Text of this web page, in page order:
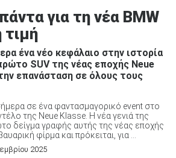
για τη νέα BMW
ένα νέο κεφάλαιο στην ιστορία
SUV της νέας εποχής Neue
επανάσταση σε όλους τους
σε ένα φαντασμαγορικό event στο
της Neue Klasse. Η νέα γενιά της
δείγμα γραφής αυτής της νέας εποχής
φίρμα και πρόκειται, για ...
2025